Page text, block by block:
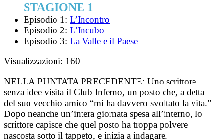
STAGIONE 1
Episodio 1: L’Incontro
Episodio 2: L’Incubo
Episodio 3: La Valle e il Paese
Visualizzazioni: 160
NELLA PUNTATA PRECEDENTE: Uno scrittore
senza idee visita il Club Inferno, un posto che, a detta
del suo vecchio amico “mi ha davvero svoltato la vita.”
Dopo neanche un’intera giornata spesa all’interno, lo
scrittore capisce che quel posto ha troppa polvere
nascosta sotto il tappeto, e inizia a indagare.